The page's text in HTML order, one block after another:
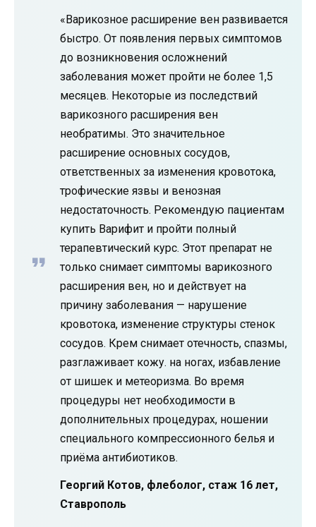
«Варикозное расширение вен развивается
быстро. От появления первых симптомов
до возникновения осложнений
заболевания может пройти не более 1,5
месяцев. Некоторые из последствий
варикозного расширения вен
необратимы. Это значительное
расширение основных сосудов,
ответственных за изменения кровотока,
трофические язвы и венозная
недостаточность. Рекомендую пациентам
купить Варифит и пройти полный
терапевтический курс. Этот препарат не
только снимает симптомы варикозного
расширения вен, но и действует на
причину заболевания — нарушение
кровотока, изменение структуры стенок
сосудов. Крем снимает отечность, спазмы,
разглаживает кожу. на ногах, избавление
от шишек и метеоризма. Во время
процедуры нет необходимости в
дополнительных процедурах, ношении
специального компрессионного белья и
приёма антибиотиков.
Георгий Котов, флеболог, стаж 16 лет,
Ставрополь